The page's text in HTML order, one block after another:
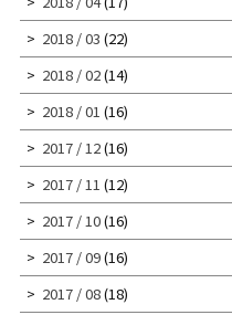
2018 / 03 (22)
2018 / 02(14)
2018 / 01 (16)
2017 / 12(16)
2017 / 11 (12)
2017 / 10(16)
2017 / 09(16)
2017 / 08(18)